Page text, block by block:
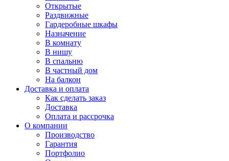
Открытые
Раздвижные
Гардеробные шкафы
Назначение
В комнату
В нишу
В спальню
В частный дом
На балкон
Доставка и оплата
Как сделать заказ
Доставка
Оплата и рассрочка
О компании
Производство
Гарантия
Портфолио